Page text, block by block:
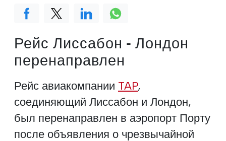
Рейс Лиссабон - Лондон
перенаправлен
Рейс авиакомпании TAP,
соединяющий Лиссабон и Лондон,
был перенаправлен в аэропорт Порту
после объявления о чрезвычайной